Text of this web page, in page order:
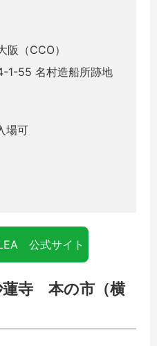
（CCO）
1-55 名村造船所跡地
場可
公式サイト
蓮寺 本の市（横